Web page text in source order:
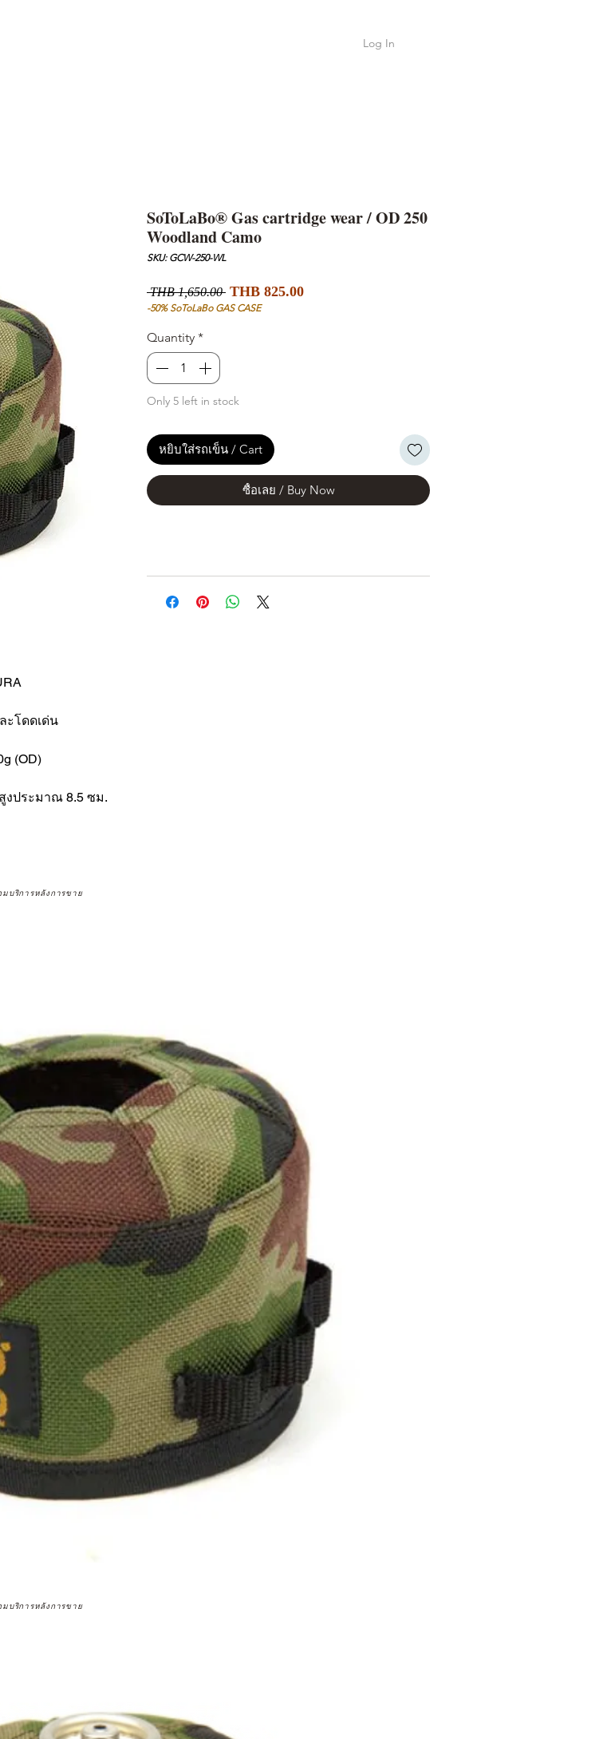
Log In
ะโดดเด่น
(OD)
งประมาณ 8.5 ซม.
SoToLaBo® Gas cartridge wear / OD 250
Woodland Camo
SKU: GCW-250-WL
THB 1,650.00 Regular
Price
THB 825.00Sale
-50% SoToLaBo GAS CASE
Quantity *
Only 5 left in stock
หยิบใส่รถเข็น / Cart
ซื้อเลย / Buy Now
บริการหลังการขาย
บริการหลังการขาย